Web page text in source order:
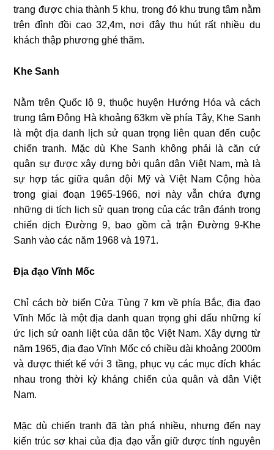
trang được chia thành 5 khu, trong đó khu trung tâm nằm
trên đỉnh đồi cao 32,4m, nơi đây thu hút rất nhiều du
khách thập phương ghé thăm.
Khe Sanh
Nằm trên Quốc lộ 9, thuộc huyện Hướng Hóa và cách
trung tâm Đông Hà khoảng 63km về phía Tây, Khe Sanh
là một địa danh lịch sử quan trọng liên quan đến cuộc
chiến tranh. Mặc dù Khe Sanh không phải là căn cứ
quân sự được xây dựng bởi quân dân Việt Nam, mà là
sự hợp tác giữa quân đội Mỹ và Việt Nam Cộng hòa
trong giai đoạn 1965-1966, nơi này vẫn chứa đựng
những di tích lịch sử quan trọng của các trận đánh trong
chiến dịch Đường 9, bao gồm cả trận Đường 9-Khe
Sanh vào các năm 1968 và 1971.
Địa đạo Vĩnh Mốc
Chỉ cách bờ biển Cửa Tùng 7 km về phía Bắc, địa đạo
Vĩnh Mốc là một địa danh quan trọng ghi dấu những kí
ức lịch sử oanh liệt của dân tộc Việt Nam. Xây dựng từ
năm 1965, địa đạo Vĩnh Mốc có chiều dài khoảng 2000m
và được thiết kế với 3 tầng, phục vụ các mục đích khác
nhau trong thời kỳ kháng chiến của quân và dân Việt
Nam.
Mặc dù chiến tranh đã tàn phá nhiều, nhưng đến nay
kiến trúc sơ khai của địa đạo vẫn giữ được tính nguyên